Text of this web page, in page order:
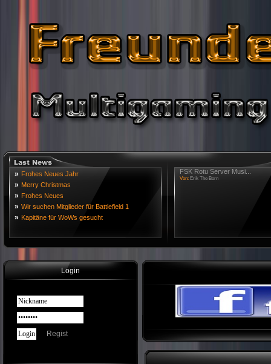
» Frohes Neues Jahr
» Merry Christmas
» Frohes Neues
» Wir suchen Mitglieder für Battlefield 1
» Kapitäne für WoWs gesucht
FSK Rotu Server Musi...
Von: Erik The Born
Login
Regist